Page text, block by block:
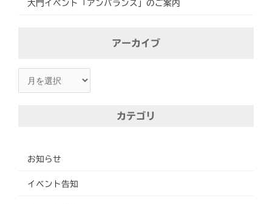
大門イベント「アンバランス」のご案内
アーカイブ
カ
カテゴリ
お知らせ
イベント告知